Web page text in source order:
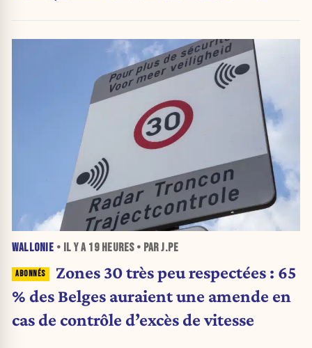
WALLONIE • IL Y A 19 HEURES• PAR J.PE
Zones 30 très peu respectées : 65
% des Belges auraient une amende en
cas de contrôle d’excès de vitesse